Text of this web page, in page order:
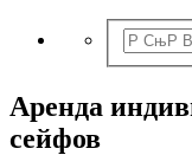
Аренда
сейфов